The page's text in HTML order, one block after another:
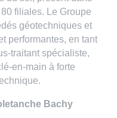
filiales. Le Groupe
géotechniques et
performantes, en tant
traitant spécialiste,
en-main à forte
Bachy